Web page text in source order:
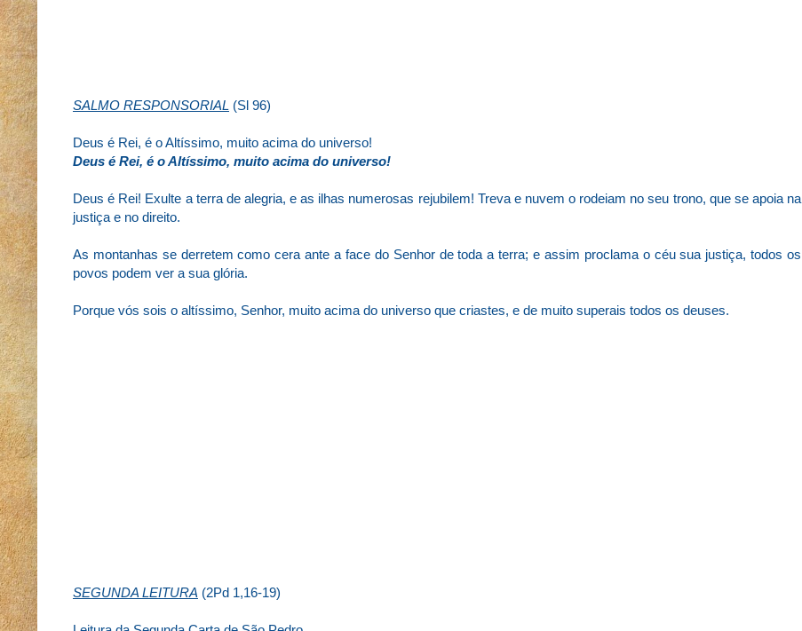
SALMO RESPONSORIAL (Sl 96)
Deus é Rei, é o Altíssimo, muito acima do universo!
Deus é Rei, é o Altíssimo, muito acima do universo!
Deus é Rei! Exulte a terra de alegria, e as ilhas numerosas rejubilem! Treva e nuvem o rodeiam no seu trono, que se apoia na
justiça e no direito.
As montanhas se derretem como cera ante a face do Senhor de toda a terra; e assim proclama o céu sua justiça, todos os
povos podem ver a sua glória.
Porque vós sois o altíssimo, Senhor, muito acima do universo que criastes, e de muito superais todos os deuses.
SEGUNDA LEITURA (2Pd 1,16-19)